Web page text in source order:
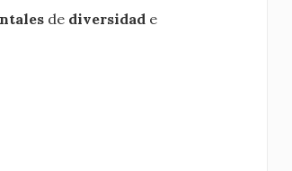
de diversidad e